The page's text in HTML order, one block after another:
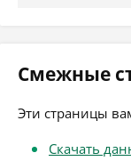
Смежные
Эти страницы
Скачать